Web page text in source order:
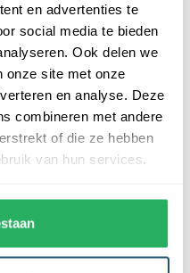
en advertenties te
social media te bieden
Ook delen we
onze site met onze
en analyse. Deze
combineren met andere
of die ze hebben
van hun services.
landsvlaggen
Australië of Nieuw-Zeeland,
Fiji of Gibraltar. Dit zijn
Verenigd Koningrijk terug
Hiermee refereren zij aan
landen.
gebruikt worden voor
Zo ziet u de kleuren rood,